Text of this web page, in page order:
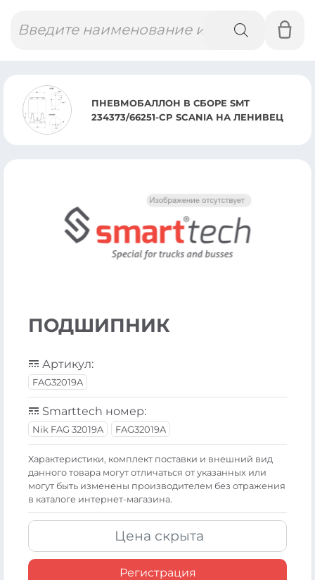
товаров
SMT
НА ЛЕНИВЕЦ
MERCEDES
2544
ПОДШИПНИК
Артикул:
FAG32019A
Smarttech номер:
Nik FAG 32019A FAG32019A
Xарактеристики, комплект поставки и внешний вид
данного товара могут отличаться от указанных или
могут быть изменены производителем без отражения
в каталоге интернет-магазина.
Цена скрыта
Регистрация